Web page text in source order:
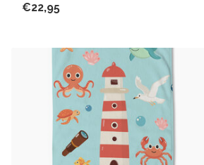
€22,95